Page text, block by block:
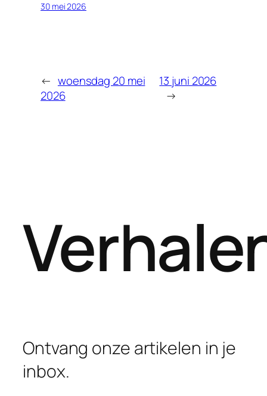
30 mei 2026
← woensdag 20 mei
2026
13 juni 2026
→
Ontvang onze artikelen in je
inbox.